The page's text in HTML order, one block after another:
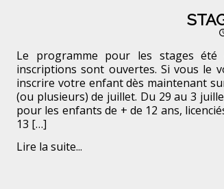
Le programme pour les stages
inscriptions sont ouvertes. Si vous le
inscrire votre enfant dès maintenant
(ou plusieurs) de juillet. Du 29 au 3
pour les enfants de + de 12 ans,
13 […]
Lire la suite...